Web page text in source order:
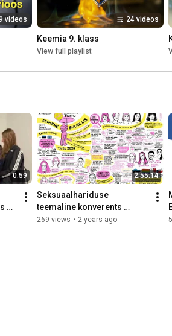
videos 24 videos
Keemia 9. klass
View full playlist
0:59 2:55:14
Seksuaalhariduse
teemaline konverents
"Esimene suudlus" 17.05
269 views • 2 years ago